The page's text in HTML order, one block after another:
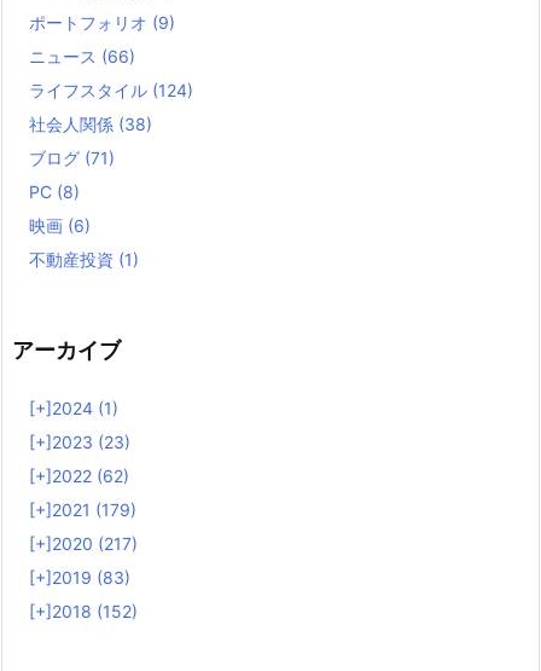
ポートフォリオ (9)
ニュース (66)
ライフスタイル (124)
社会人関係 (38)
ブログ (71)
PC (8)
映画 (6)
不動産投資 (1)
アーカイブ
[+]2024 (1)
[+]2023 (23)
[+]2022 (62)
[+]2021 (179)
[+]2020 (217)
[+]2019 (83)
[+]2018 (152)